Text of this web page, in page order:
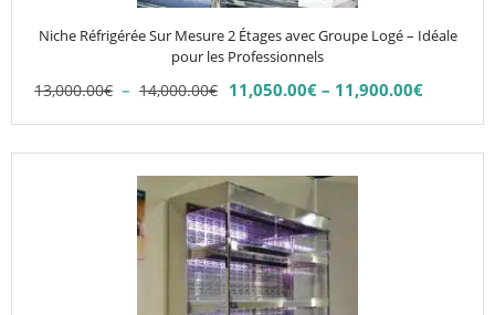
Niche Réfrigérée Sur Mesure 2 Étages avec Groupe Logé – Idéale
pour les Professionnels
13,000.00€ – 14,000.00€Plage
13,000.00€
à
14,000.00€
11,050.00€ – 11,900.00€
Plage
de
choisies
produit